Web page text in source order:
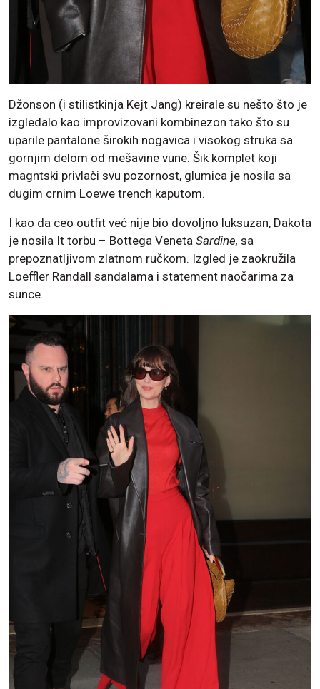
Džonson (i stilistkinja Kejt Jang) kreirale su nešto što je
izgledalo kao improvizovani kombinezon tako što su
uparile pantalone širokih nogavica i visokog struka sa
gornjim delom od mešavine vune. Šik komplet koji
magntski privlači svu pozornost, glumica je nosila sa
dugim crnim Loewe trench kaputom.
I kao da ceo outfit već nije bio dovoljno luksuzan, Dakota
je nosila It torbu – Bottega Veneta Sardine, sa
prepoznatljivom zlatnom ručkom. Izgled je zaokružila
Loeffler Randall sandalama i statement naočarima za
sunce.